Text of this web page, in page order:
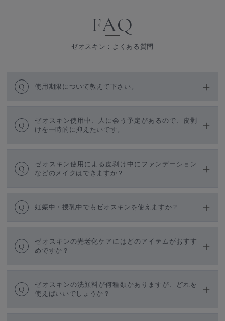
FAQ
ゼオスキン：よくある質問
Q 使用期限について教えて下さい。
Q
ゼオスキン使用中、人に会う予定があるので、皮剥
けを一時的に抑えたいです。
Q
ゼオスキン使用による皮剥け中にファンデーション
などのメイクはできますか？
Q 妊娠中・授乳中でもゼオスキンを使えますか？
Q
ゼオスキンの光老化ケアにはどのアイテムがおすす
めですか？
Q
ゼオスキンの洗顔料が何種類かありますが、どれを
使えばいいでしょうか？